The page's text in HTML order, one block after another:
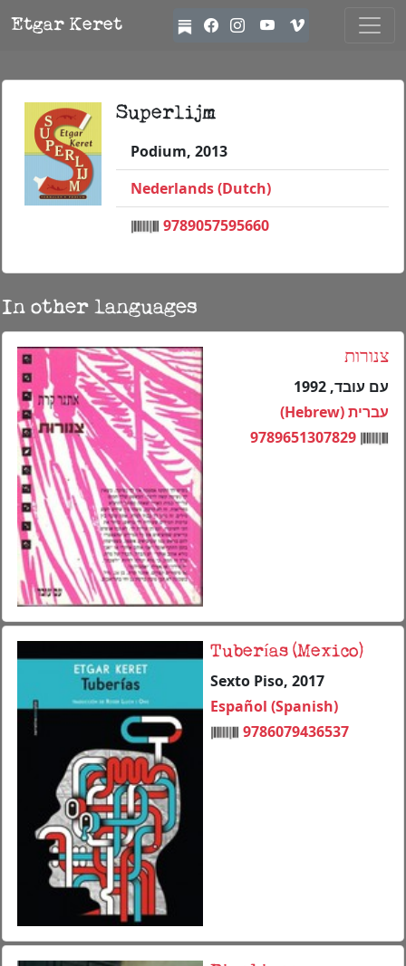
Etgar Keret
Superlijm
Podium, 2013
Nederlands (Dutch)
9789057595660
In other languages
צנורות
עם עובד, 1992
עברית (Hebrew)
9789651307829
Tuberías (Mexico)
Sexto Piso, 2017
Español (Spanish)
9786079436537